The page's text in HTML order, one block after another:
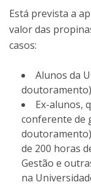
Está prevista a
valor das
casos:
Alunos da
Ex-alunos,
conferente de
de 200 horas
Gestão e
na